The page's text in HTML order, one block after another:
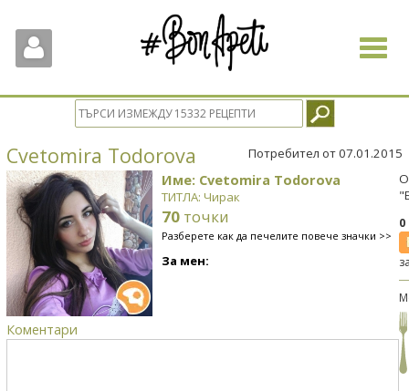
Toggle
Cvetomira Todorova Потребител от 07.01.2015
Име: Cvetomira Todorova
ТИТЛА: Чирак
70 точки
Разберете как да печелите повече значки >>
За мен:
Коментари